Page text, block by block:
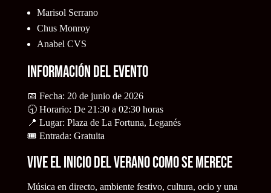
Marisol Serrano
Chus Monroy
Anabel CVS
Información del evento
📅 Fecha: 20 de junio de 2026
🕤 Horario: De 21:30 a 02:30 horas
📍 Lugar: Plaza de La Fortuna, Leganés
🎟️ Entrada: Gratuita
Vive el inicio del verano como se merece
Música en directo, ambiente festivo, cultura, ocio y una